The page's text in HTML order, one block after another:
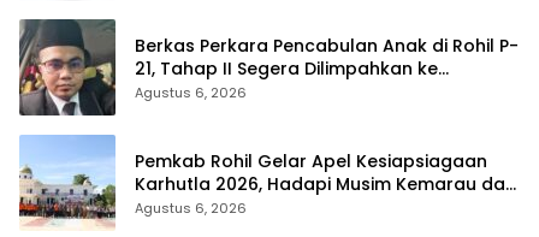
Berkas Perkara Pencabulan Anak di Rohil P-
21, Tahap II Segera Dilimpahkan ke
Kejaksaan
Agustus 6, 2026
Pemkab Rohil Gelar Apel Kesiapsiagaan
Karhutla 2026, Hadapi Musim Kemarau dan
El Nino
Agustus 6, 2026